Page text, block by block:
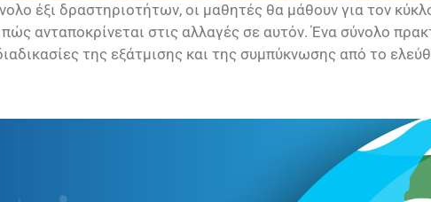
έξι δραστηριοτήτων, οι μαθητές θα μάθουν για τον
ανταποκρίνεται στις αλλαγές σε αυτόν. Ένα σύνολο
της εξάτμισης και της συμπύκνωσης από το